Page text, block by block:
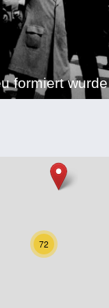
formiert wurde
72